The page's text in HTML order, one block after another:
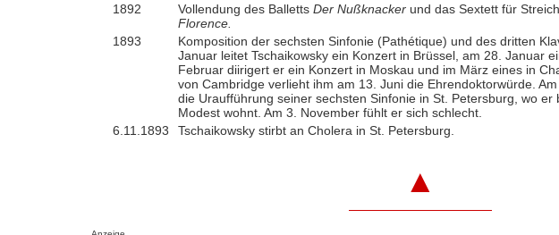
1892
Vollendung des Balletts Der Nußknackerund das Sextett für
Florence.
1893
Komposition der sechsten Sinfonie (Pathétique) und des dritten
Januar leitet Tschaikowsky ein Konzert in Brüssel, am 28. Januar
Februar diirigert er ein Konzert in Moskau und im März eines in
von Cambridge verlieht ihm am 13. Juni die Ehrendoktorwürde.
die Uraufführung seiner sechsten Sinfonie in St. Petersburg, wo er
Modest wohnt. Am 3. November fühlt er sich schlecht.
6.11.1893
Tschaikowsky stirbt an Cholera in St. Petersburg.
▲